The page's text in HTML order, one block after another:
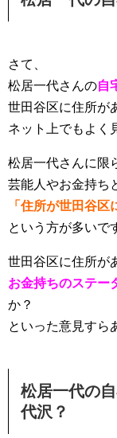
さて、
松居一代さんの自
世田谷区に住所が
ネット上でもよく
松居一代さんに限
芸能人やお金持ち
「住所が世田谷区
という方が多いで
世田谷区に住所が
お金持ちのステー
か？
といった意見すら
松居一代の
代沢？